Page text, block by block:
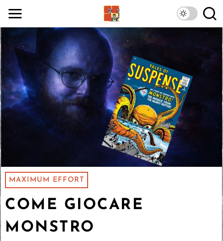
MAXIMUM EFFORT
COME GIOCARE
MONSTRO